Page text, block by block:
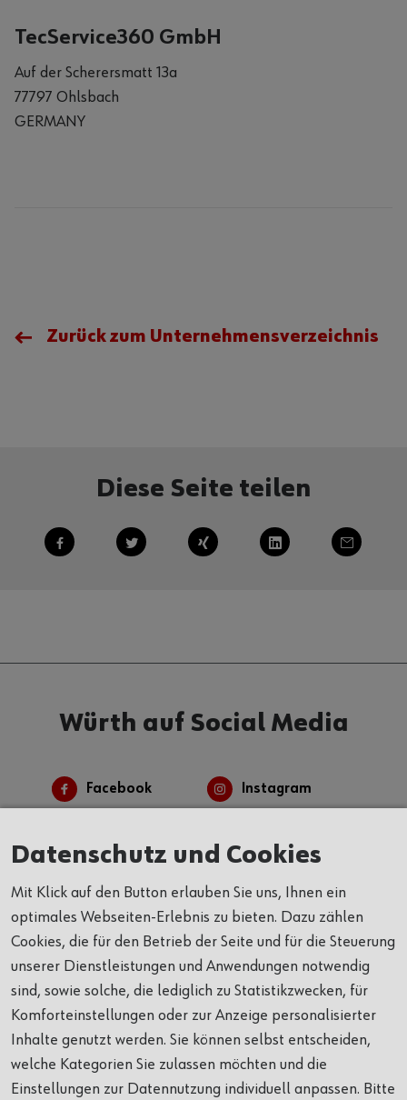
TecService360 GmbH
Auf der Scherersmatt 13a
77797 Ohlsbach
GERMANY
Zurück zum Unternehmensverzeichnis
Diese Seite teilen
Würth auf Social Media
Facebook Instagram
Linkedin Youtube
Alles auf einen Blick
UNTERNEHMEN
Datenschutz und Cookies
Mit Klick auf den Button erlauben Sie uns, Ihnen ein
optimales Webseiten-Erlebnis zu bieten. Dazu zählen
Cookies, die für den Betrieb der Seite und für die Steuerung
unserer Dienstleistungen und Anwendungen notwendig
sind, sowie solche, die lediglich zu Statistikzwecken, für
Komforteinstellungen oder zur Anzeige personalisierter
Inhalte genutzt werden. Sie können selbst entscheiden,
welche Kategorien Sie zulassen möchten und die
Einstellungen zur Datennutzung individuell anpassen. Bitte